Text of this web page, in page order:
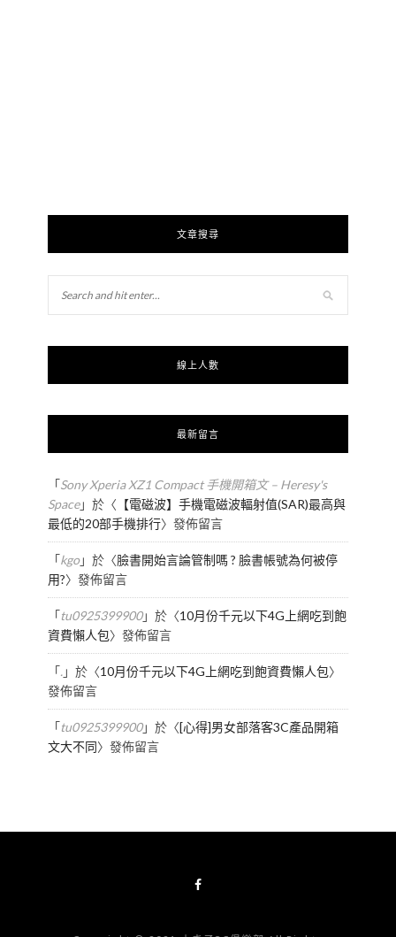
文章搜尋
線上人數
最新留言
「Sony Xperia XZ1 Compact 手機開箱文 – Heresy's
Space」於〈 【電磁波】手機電磁波輻射值(SAR)最高與
最低的20部手機排行〉發佈留言
「kgo」於〈臉書開始言論管制嗎 ? 臉書帳號為何被停
用?〉發佈留言
「tu0925399900」於〈10月份千元以下4G上網吃到飽
資費懶人包〉發佈留言
「.」於〈10月份千元以下4G上網吃到飽資費懶人包〉
發佈留言
「tu0925399900」於〈[心得]男女部落客3C產品開箱
文大不同〉發佈留言